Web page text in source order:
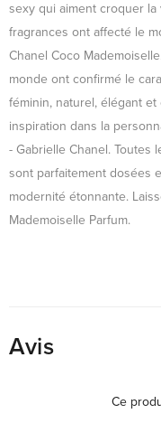
sexy qui aiment croquer
fragrances ont affecté le
Chanel Coco
monde ont confirmé le
féminin, naturel, élégant
inspiration dans la
- Gabrielle Chanel. Toutes
sont parfaitement dosées
modernité étonnante.
Mademoiselle Parfum.
Avis
Ce